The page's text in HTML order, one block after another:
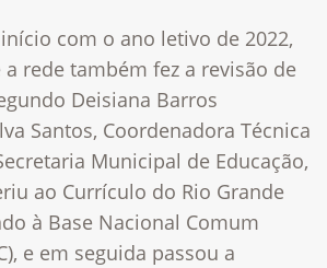
com o ano letivo de 2022,
rede também fez a revisão de
Deisiana Barros
Santos, Coordenadora Técnica
Municipal de Educação,
ao Currículo do Rio Grande
à Base Nacional Comum
e em seguida passou a